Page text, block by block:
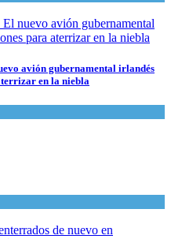
avión gubernamental irlandés
en la niebla